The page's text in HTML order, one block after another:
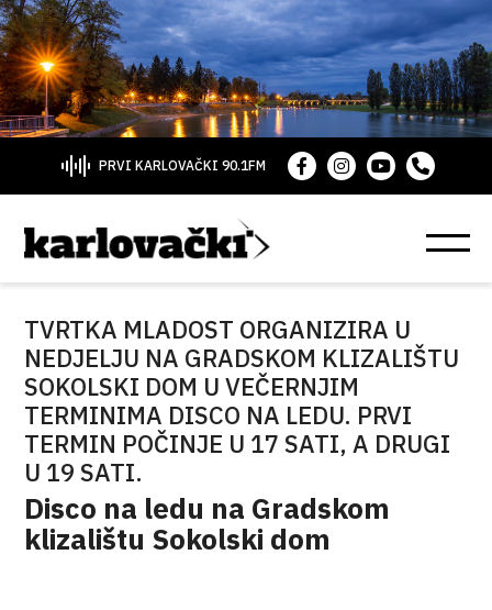
PRVI KARLOVAČKI 90.1FM
TVRTKA MLADOST ORGANIZIRA U
NEDJELJU NA GRADSKOM KLIZALIŠTU
SOKOLSKI DOM U VEČERNJIM
TERMINIMA DISCO NA LEDU. PRVI
TERMIN POČINJE U 17 SATI, A DRUGI
U 19 SATI.
Disco na ledu na Gradskom
klizalištu Sokolski dom